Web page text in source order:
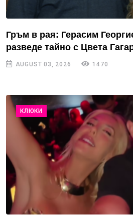
Гръм в рая: Герасим
разведе тайно с Цвета
AUGUST 03, 2026 1470
КЛЮКИ